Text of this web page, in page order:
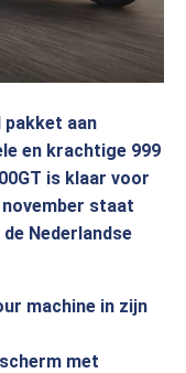
pakket aan
en krachtige 999
is klaar voor
staat
Nederlandse
machine in zijn
met